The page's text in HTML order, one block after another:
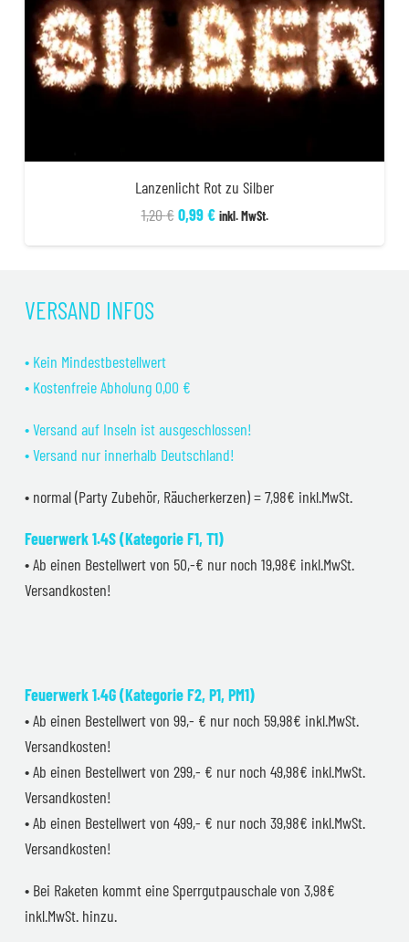
Lanzenlicht Rot zu Silber
1,20€ Ursprünglicher
0,99€Aktueller
inkl. MwSt.
VERSAND INFOS
• Kein Mindestbestellwert
• Kostenfreie Abholung 0,00 €
• Versand auf Inseln ist ausgeschlossen!
• Versand nur innerhalb Deutschland!
• normal (Party Zubehör, Räucherkerzen) = 7,98€ inkl.MwSt.
Feuerwerk 1.4S (Kategorie F1, T1)
• Ab einen Bestellwert von 50,-€ nur noch 19,98€ inkl.MwSt.
Versandkosten!
Feuerwerk 1.4G (Kategorie F2, P1, PM1)
• Ab einen Bestellwert von 99,- € nur noch 59,98€ inkl.MwSt.
Versandkosten!
• Ab einen Bestellwert von 299,- € nur noch 49,98€ inkl.MwSt.
Versandkosten!
• Ab einen Bestellwert von 499,- € nur noch 39,98€ inkl.MwSt.
Versandkosten!
• Bei Raketen kommt eine Sperrgutpauschale von 3,98€
inkl.MwSt. hinzu.